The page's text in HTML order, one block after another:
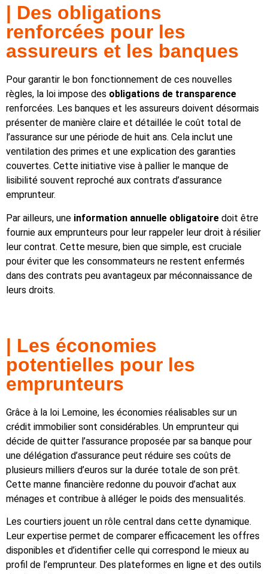
| Des obligations
renforcées pour les
assureurs et les banques
Pour garantir le bon fonctionnement de ces nouvelles
règles, la loi impose des obligations de transparence
renforcées. Les banques et les assureurs doivent désormais
présenter de manière claire et détaillée le coût total de
l’assurance sur une période de huit ans. Cela inclut une
ventilation des primes et une explication des garanties
couvertes. Cette initiative vise à pallier le manque de
lisibilité souvent reproché aux contrats d’assurance
emprunteur.
Par ailleurs, une information annuelle obligatoire doit être
fournie aux emprunteurs pour leur rappeler leur droit à résilier
leur contrat. Cette mesure, bien que simple, est cruciale
pour éviter que les consommateurs ne restent enfermés
dans des contrats peu avantageux par méconnaissance de
leurs droits.
| Les économies
potentielles pour les
emprunteurs
Grâce à la loi Lemoine, les économies réalisables sur un
crédit immobilier sont considérables. Un emprunteur qui
décide de quitter l’assurance proposée par sa banque pour
une délégation d’assurance peut réduire ses coûts de
plusieurs milliers d’euros sur la durée totale de son prêt.
Cette manne financière redonne du pouvoir d’achat aux
ménages et contribue à alléger le poids des mensualités.
Les courtiers jouent un rôle central dans cette dynamique.
Leur expertise permet de comparer efficacement les offres
disponibles et d’identifier celle qui correspond le mieux au
profil de l’emprunteur. Des plateformes en ligne et des outils